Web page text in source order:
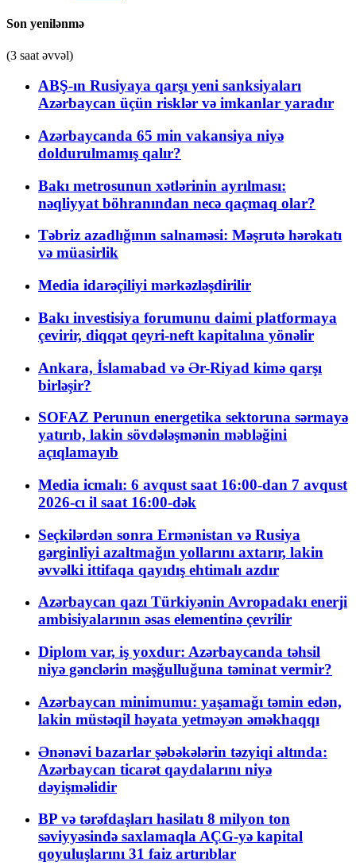
Son yenilənmə
(3 saat əvvəl)
ABŞ-ın Rusiyaya qarşı yeni sanksiyaları
Azərbaycan üçün risklər və imkanlar yaradır
Azərbaycanda 65 min vakansiya niyə
doldurulmamış qalır?
Bakı metrosunun xətlərinin ayrılması:
nəqliyyat böhranından necə qaçmaq olar?
Təbriz azadlığının salnaməsi: Məşrutə hərəkatı
və müasirlik
Media idarəçiliyi mərkəzləşdirilir
Bakı investisiya forumunu daimi platformaya
çevirir, diqqət qeyri-neft kapitalına yönəlir
Ankara, İslamabad və Ər-Riyad kimə qarşı
birləşir?
SOFAZ Perunun energetika sektoruna sərmayə
yatırıb, lakin sövdələşmənin məbləğini
açıqlamayıb
Media icmalı: 6 avqust saat 16:00-dan 7 avqust
2026-cı il saat 16:00-dək
Seçkilərdən sonra Ermənistan və Rusiya
gərginliyi azaltmağın yollarını axtarır, lakin
əvvəlki ittifaqa qayıdış ehtimalı azdır
Azərbaycan qazı Türkiyənin Avropadakı enerji
ambisiyalarının əsas elementinə çevrilir
Diplom var, iş yoxdur: Azərbaycanda təhsil
niyə gənclərin məşğulluğuna təminat vermir?
Azərbaycan minimumu: yaşamağı təmin edən,
lakin müstəqil həyata yetməyən əməkhaqqı
Ənənəvi bazarlar şəbəkələrin təzyiqi altında:
Azərbaycan ticarət qaydalarını niyə
dəyişməlidir
BP və tərəfdaşları hasilatı 8 milyon ton
səviyyəsində saxlamaqla AÇG-yə kapital
qoyuluşlarını 31 faiz artırıblar